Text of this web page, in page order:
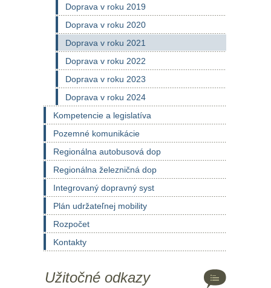
Doprava v roku 2019
Doprava v roku 2020
Doprava v roku 2021
Doprava v roku 2022
Doprava v roku 2023
Doprava v roku 2024
Kompetencie a legislatíva
Pozemné komunikácie
Regionálna autobusová dop
Regionálna železničná dop
Integrovaný dopravný syst
Plán udržateľnej mobility
Rozpočet
Kontakty
Užitočné odkazy